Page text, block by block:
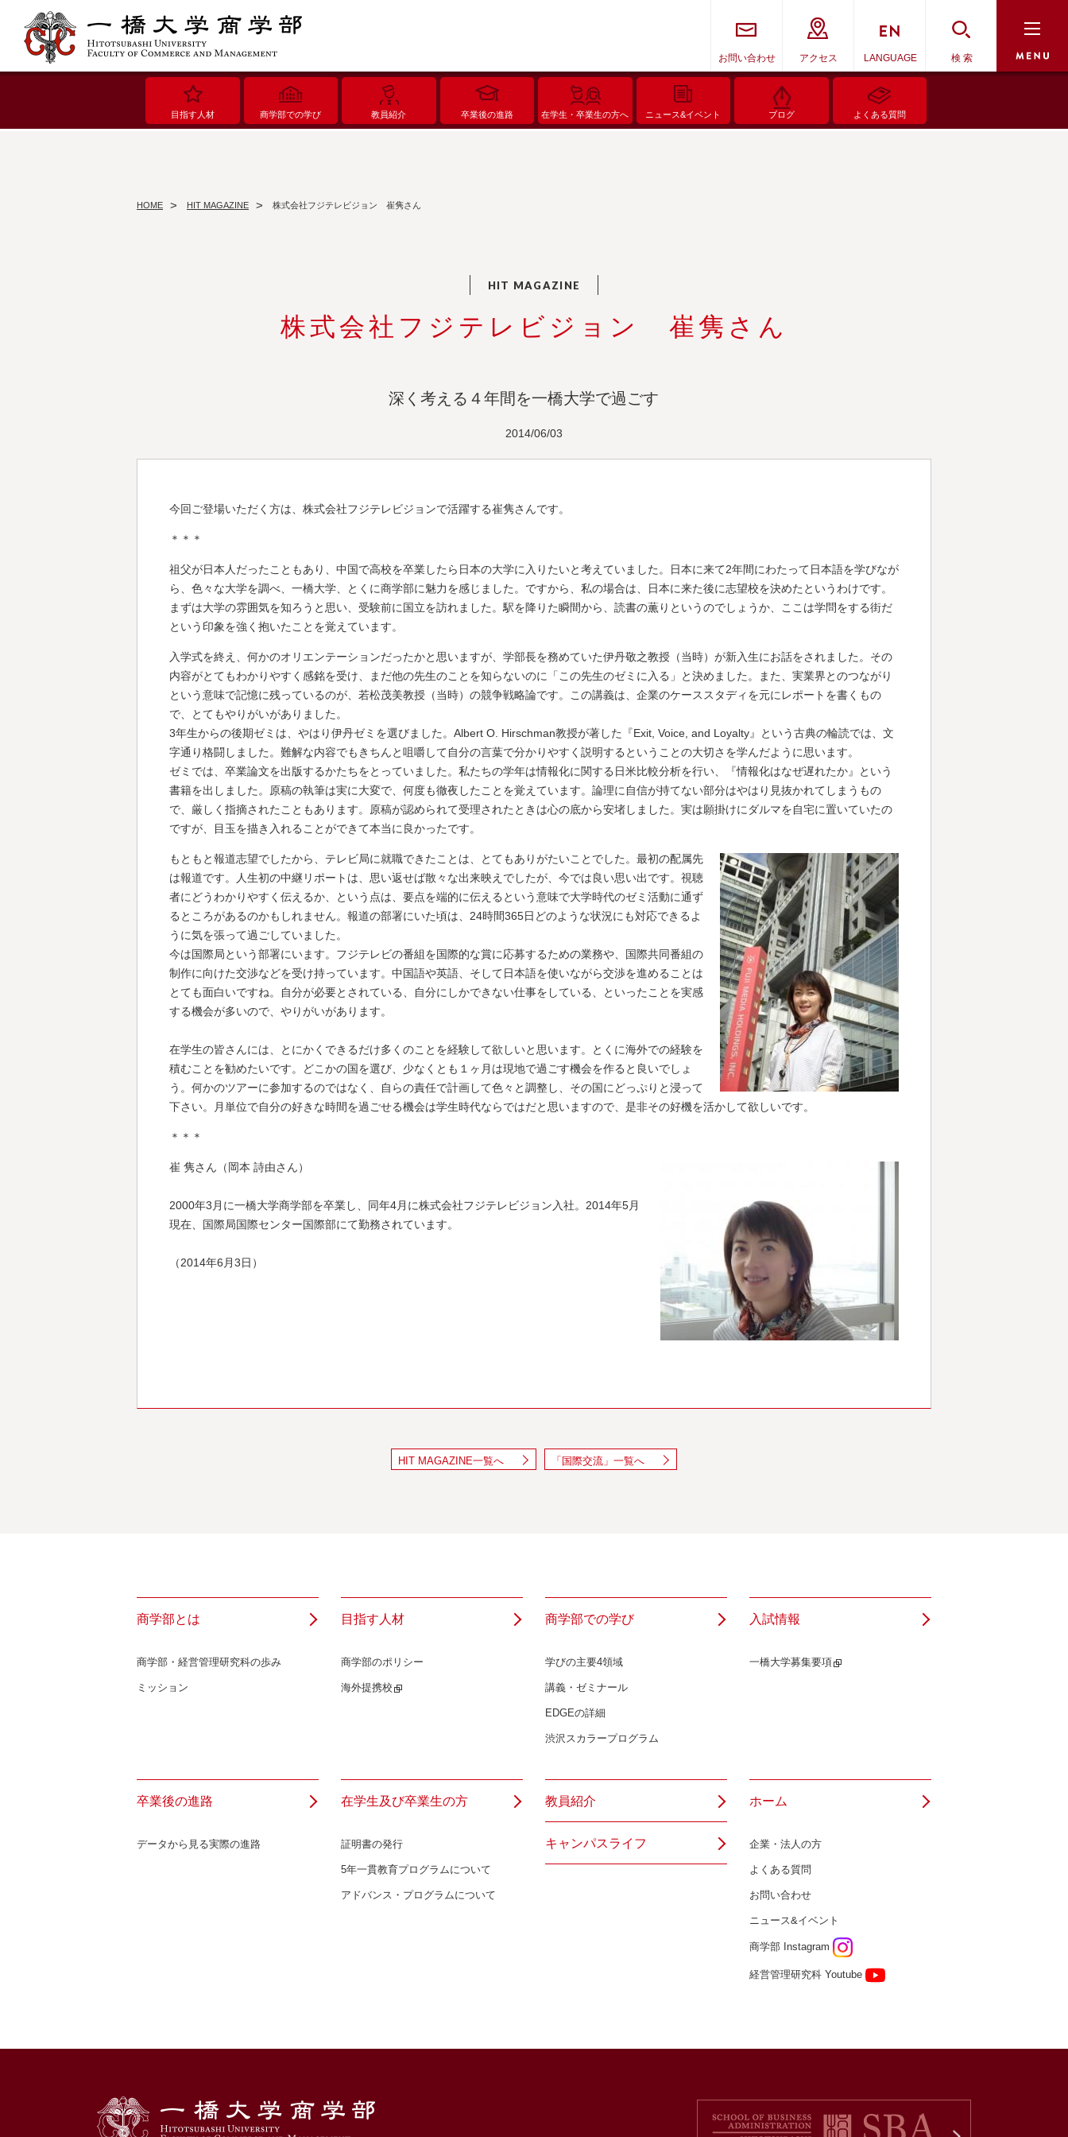
目指す人材 商学部での学び 教員紹介 卒業後の進路 在学生・卒業生の方へ ニュース&イベント ブログ よくある質問
お問い合わせ アクセス LANGUAGE 検 索
HOME HIT MAGAZINE 株式会社フジテレビジョン 崔隽さん
株式会社フジテレビジョン 崔隽さん
深く考える４年間を一橋大学で過ごす
2014/06/03
今回ご登場いただく方は、株式会社フジテレビジョンで活躍する崔隽さんです。
＊＊＊
祖父が日本人だったこともあり、中国で高校を卒業したら日本の大学に入りたいと考えていました。日本に来て2年間にわたって日本語を学びなが
ら、色々な大学を調べ、一橋大学、とくに商学部に魅力を感じました。ですから、私の場合は、日本に来た後に志望校を決めたというわけです。
まずは大学の雰囲気を知ろうと思い、受験前に国立を訪れました。駅を降りた瞬間から、読書の薫りというのでしょうか、ここは学問をする街だ
という印象を強く抱いたことを覚えています。
入学式を終え、何かのオリエンテーションだったかと思いますが、学部長を務めていた伊丹敬之教授（当時）が新入生にお話をされました。その
内容がとてもわかりやすく感銘を受け、まだ他の先生のことを知らないのに「この先生のゼミに入る」と決めました。また、実業界とのつながり
という意味で記憶に残っているのが、若松茂美教授（当時）の競争戦略論です。この講義は、企業のケーススタディを元にレポートを書くもの
で、とてもやりがいがありました。
3年生からの後期ゼミは、やはり伊丹ゼミを選びました。Albert O. Hirschman教授が著した『Exit, Voice, and Loyalty』という古典の輪読では、文
字通り格闘しました。難解な内容でもきちんと咀嚼して自分の言葉で分かりやすく説明するということの大切さを学んだように思います。
ゼミでは、卒業論文を出版するかたちをとっていました。私たちの学年は情報化に関する日米比較分析を行い、『情報化はなぜ遅れたか』という
書籍を出しました。原稿の執筆は実に大変で、何度も徹夜したことを覚えています。論理に自信が持てない部分はやはり見抜かれてしまうもの
で、厳しく指摘されたこともあります。原稿が認められて受理されたときは心の底から安堵しました。実は願掛けにダルマを自宅に置いていたの
ですが、目玉を描き入れることができて本当に良かったです。
もともと報道志望でしたから、テレビ局に就職できたことは、とてもありがたいことでした。最初の配属先
は報道です。人生初の中継リポートは、思い返せば散々な出来映えでしたが、今では良い思い出です。視聴
者にどうわかりやすく伝えるか、という点は、要点を端的に伝えるという意味で大学時代のゼミ活動に通ず
るところがあるのかもしれません。報道の部署にいた頃は、24時間365日どのような状況にも対応できるよ
うに気を張って過ごしていました。
今は国際局という部署にいます。フジテレビの番組を国際的な賞に応募するための業務や、国際共同番組の
制作に向けた交渉などを受け持っています。中国語や英語、そして日本語を使いながら交渉を進めることは
とても面白いですね。自分が必要とされている、自分にしかできない仕事をしている、といったことを実感
する機会が多いので、やりがいがあります。
在学生の皆さんには、とにかくできるだけ多くのことを経験して欲しいと思います。とくに海外での経験を
積むことを勧めたいです。どこかの国を選び、少なくとも１ヶ月は現地で過ごす機会を作ると良いでしょ
う。何かのツアーに参加するのではなく、自らの責任で計画して色々と調整し、その国にどっぷりと浸って
下さい。月単位で自分の好きな時間を過ごせる機会は学生時代ならではだと思いますので、是非その好機を活かして欲しいです。
＊＊＊
崔 隽さん（岡本 詩由さん）
2000年3月に一橋大学商学部を卒業し、同年4月に株式会社フジテレビジョン入社。2014年5月
現在、国際局国際センター国際部にて勤務されています。
（2014年6月3日）
HIT MAGAZINE一覧へ 「国際交流」一覧へ
商学部とは
商学部・経営管理研究科の歩み
ミッション
目指す人材
商学部のポリシー
海外提携校
商学部での学び
学びの主要4領域
講義・ゼミナール
EDGEの詳細
渋沢スカラープログラム
入試情報
一橋大学募集要項
卒業後の進路
データから見る実際の進路
在学生及び卒業生の方
証明書の発行
5年一貫教育プログラムについて
アドバンス・プログラムについて
教員紹介
キャンパスライフ
ホーム
企業・法人の方
よくある質問
お問い合わせ
ニュース&イベント
商学部 Instagram
経営管理研究科 Youtube